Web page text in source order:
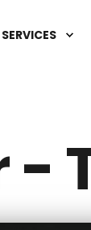
SERVICES